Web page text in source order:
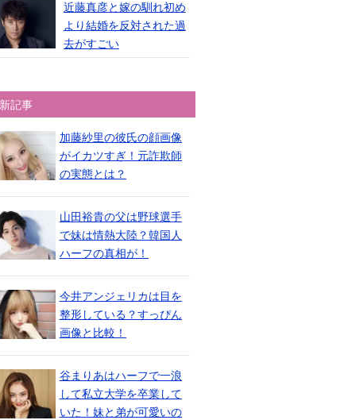
近藤真彦と嫁の馴れ初め
より結婚を反対された過
去がすごい
記事
加藤紗里の彼氏の顔画像
がイカツすぎ！元詐欺師
の実態とは？
山田裕貴の父は野球選手
で妹は情熱大陸？韓国人
ハーフの真相が！
今井アンジェリカは目を
整形している？すっぴん
画像と比較！
谷まりあはハーフで一浪
して私立大学を卒業して
いた！妹と弟が可愛いの